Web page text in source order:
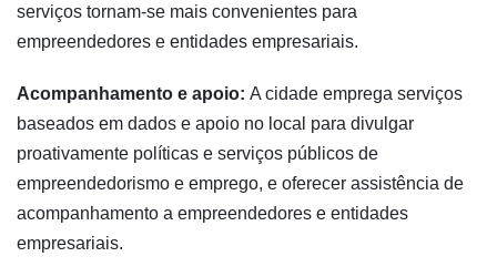
serviços tornam-se mais convenientes para
empreendedores e entidades empresariais.
Acompanhamento e apoio: A cidade emprega serviços
baseados em dados e apoio no local para divulgar
proativamente políticas e serviços públicos de
empreendedorismo e emprego, e oferecer assistência de
acompanhamento a empreendedores e entidades
empresariais.